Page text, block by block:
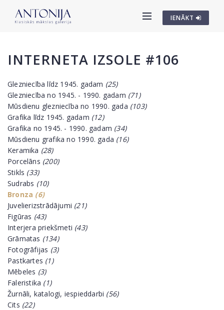
IENĀKT
INTERNETA IZSOLE #106
Glezniecība līdz 1945. gadam (25)
Glezniecība no 1945. - 1990. gadam (71)
Mūsdienu glezniecība no 1990. gada (103)
Grafika līdz 1945. gadam (12)
Grafika no 1945. - 1990. gadam (34)
Mūsdienu grafika no 1990. gada (16)
Keramika (28)
Porcelāns (200)
Stikls (33)
Sudrabs (10)
Bronza (6)
Juvelierizstrādājumi (21)
Figūras (43)
Interjera priekšmeti (43)
Grāmatas (134)
Fotogrāfijas (3)
Pastkartes (1)
Mēbeles (3)
Faleristika (1)
Žurnāli, katalogi, iespieddarbi (56)
Cits (22)